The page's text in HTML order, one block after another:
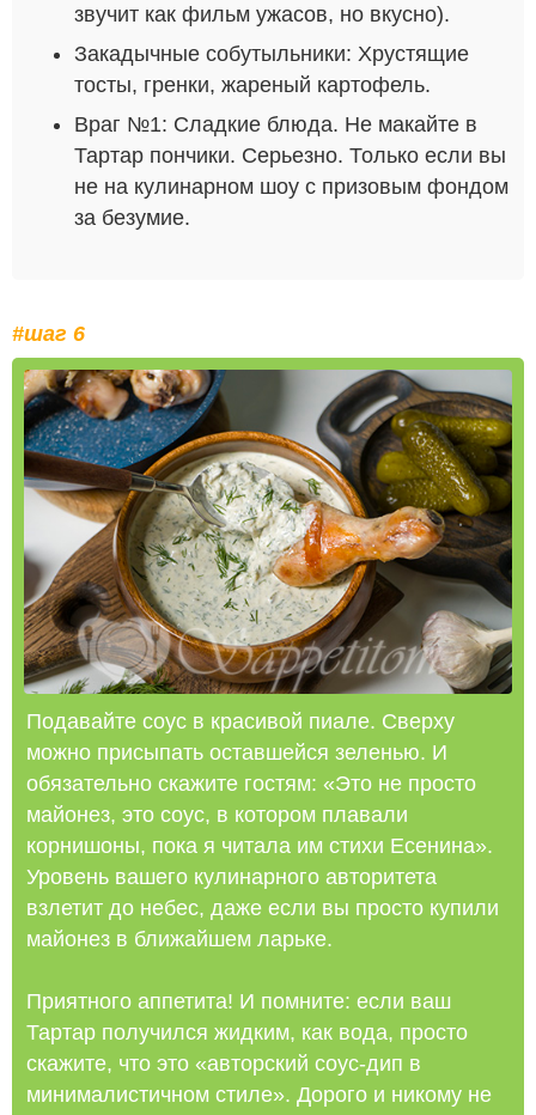
звучит как фильм ужасов, но вкусно).
Закадычные собутыльники: Хрустящие
тосты, гренки, жареный картофель.
Враг №1: Сладкие блюда. Не макайте в
Тартар пончики. Серьезно. Только если вы
не на кулинарном шоу с призовым фондом
за безумие.
#шаг 6
Подавайте соус в красивой пиале. Сверху
можно присыпать оставшейся зеленью. И
обязательно скажите гостям: «Это не просто
майонез, это соус, в котором плавали
корнишоны, пока я читала им стихи Есенина».
Уровень вашего кулинарного авторитета
взлетит до небес, даже если вы просто купили
майонез в ближайшем ларьке.
Приятного аппетита! И помните: если ваш
Тартар получился жидким, как вода, просто
скажите, что это «авторский соус-дип в
минималистичном стиле». Дорого и никому не